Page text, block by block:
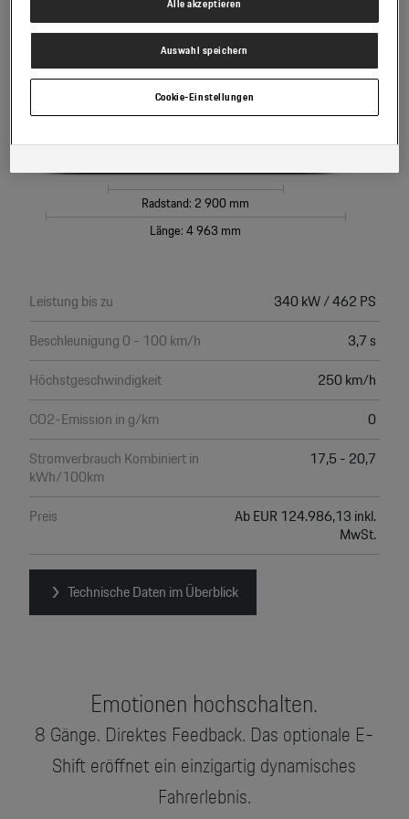
Radstand: 2 900 mm
Länge: 4 963 mm
Höhe: 1 379 mm
Leistung bis zu
340 kW / 462 PS
Beschleunigung 0 - 100 km/h
3,7 s
Höchstgeschwindigkeit
250 km/h
CO2-Emission in g/km
0
Stromverbrauch Kombiniert in
kWh/100km
17,5 - 20,7
Preis
Ab EUR 124.986,13 inkl.
MwSt.
Technische Daten im Überblick
Emotionen hochschalten.
8 Gänge. Direktes Feedback. Das optionale E-
Shift eröffnet ein einzigartig dynamisches
Fahrerlebnis.
Es steht Ihnen frei, Ihre Einwilligung jederzeit zu geben, zu verweigern
oder zurückzuziehen.
Verantwortlich für diese Website und die Cookies ist die Porsche Austria
GmbH und Co. OG. Nähere Informationen über Cookies finden Sie in der
Cookie-Richtlinie oder in den Cookie-Einstellungen. Sie finden die Cookie-
Einstellungen am Ende der Webseite.
Hinweis zu Cookies für Marketingzwecke:Sofern Sie über einen von uns
Daten, sofern Sie dem explizit zugestimmt („Cookies mit
eines Porsche Betriebs, Porsche Inter Auto GmbH & Co KG, eingesehen
Auswahl speichern
Cookie-Einstellungen